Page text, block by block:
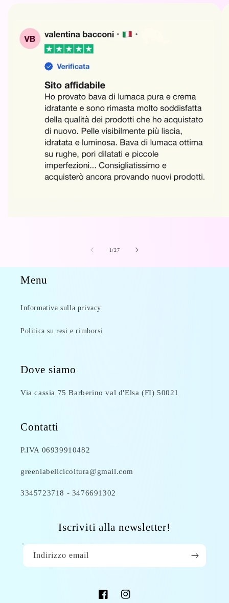
1/
su27
Menu
Informativa sulla privacy
Politica su resi e rimborsi
Dove siamo
Via cassia 75 Barberino val d'Elsa (FI) 50021
Contatti
P.IVA 06939910482
greenlabelicicoltura@gmail.com
3345723718 - 3476691302
Iscriviti alla newsletter!
Indirizzo email
FacebookInstagram